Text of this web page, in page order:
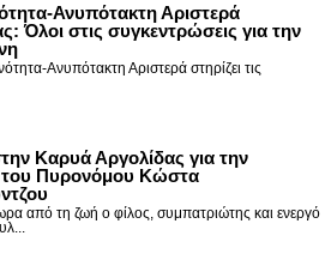
Ανυπότακτη Αριστερά
Όλοι στις συγκεντρώσεις για την
Ανυπότακτη Αριστερά στηρίζει τις
Καρυά Αργολίδας για την
Πυρονόμου Κώστα
από τη ζωή ο φίλος, συμπατριώτης και ενεργό